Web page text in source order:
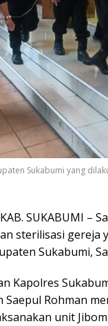
Sukabumi yang
KAB. SUKABUMI –
sterilisasi
Sukabumi,
Kapolres
Saepul Rohman
unit